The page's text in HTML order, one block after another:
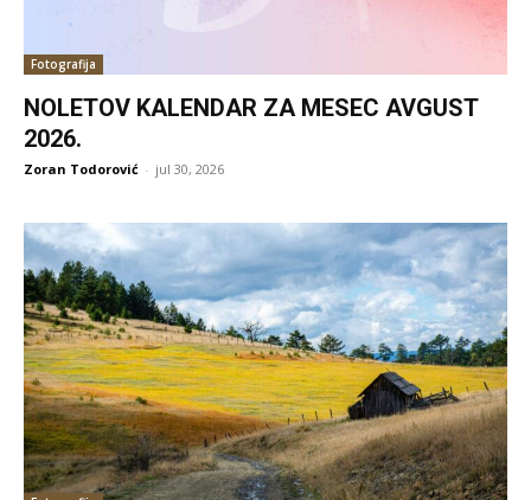
Fotografija
NOLETOV KALENDAR ZA MESEC AVGUST
2026.
Zoran Todorović - jul 30, 2026